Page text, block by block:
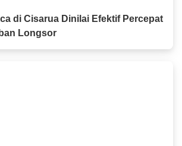
di Cisarua Dinilai Efektif Percepat
Longsor